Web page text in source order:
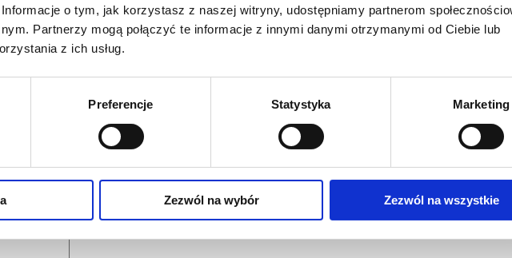
o tym, jak korzystasz z naszej witryny, udostępniamy partnerom
Partnerzy mogą połączyć te informacje z innymi danymi otrzymanymi od Ciebie lub
z ich usług.
Preferencje Statystyka Marketing
Zezwól na wybór Zezwól na wszystkie
oraz inne nowoczesne technologie.